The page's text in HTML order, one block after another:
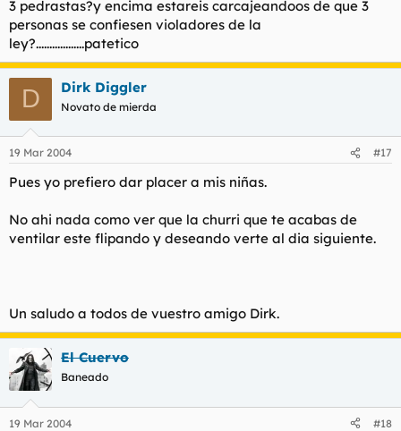
3 pedrastas?y encima estareis carcajeandoos de que 3
personas se confiesen violadores de la
ley?..................patetico
D Dirk Diggler
Novato de mierda
19 Mar 2004 #17
Pues yo prefiero dar placer a mis niñas.
No ahi nada como ver que la churri que te acabas de
ventilar este flipando y deseando verte al dia siguiente.
Un saludo a todos de vuestro amigo Dirk.
El Cuervo
Baneado
19 Mar 2004 #18